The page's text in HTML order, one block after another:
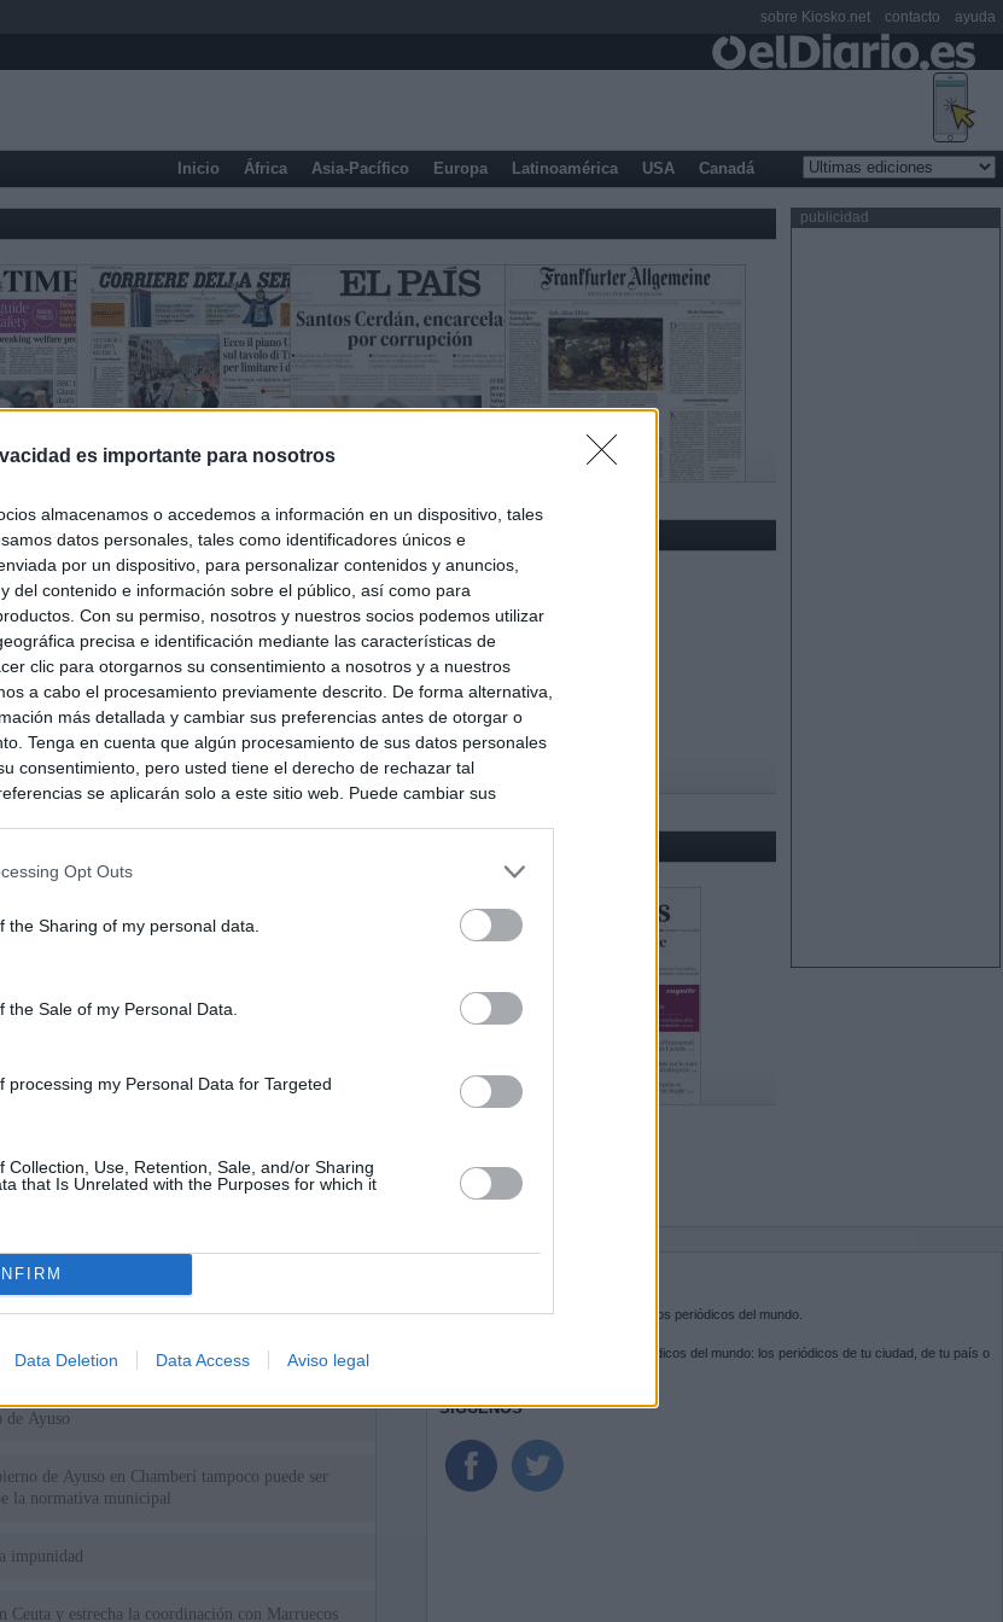
es importante para nosotros
almacenamos o accedemos a información en un dispositivo, tales
datos personales, tales como identificadores únicos e
por un dispositivo, para personalizar contenidos y anuncios,
del contenido e información sobre el público, así como para
Con su permiso, nosotros y nuestros socios podemos utilizar
precisa e identificación mediante las características de
clic para otorgarnos su consentimiento a nosotros y a nuestros
a cabo el procesamiento previamente descrito. De forma alternativa,
más detallada y cambiar sus preferencias antes de otorgar o
Tenga en cuenta que algún procesamiento de sus datos personales
consentimiento, pero usted tiene el derecho de rechazar tal
se aplicarán solo a este sitio web. Puede cambiar sus
Opt Outs
the Sharing of my personal data.
the Sale of my Personal Data.
processing my Personal Data for Targeted
Collection, Use, Retention, Sale, and/or Sharing
that Is Unrelated with the Purposes for which it
Data Deletion Data Access Aviso legal
Inicio África Asia-Pacífico Europa Latinoamérica USA Canadá
publicidad
Fiscalía al consejo de administración de Planifica
de Ayuso
de Ayuso en Chamberí tampoco puede ser
la normativa municipal
impunidad
Ceuta y estrecha la coordinación con Marruecos
Kiosko.netes la puerta de entrada a los periódicos del mundo.
Navega por las portadas de los periódicos del mundo: los periódicos de tu ciudad, de tu país o
SÍGUENOS
sobre Kiosko.net contacto ayuda